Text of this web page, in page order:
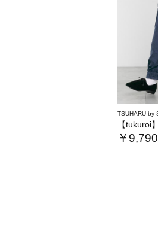
TSUHARU by
【tukuroi】コットンジャ
￥9,790